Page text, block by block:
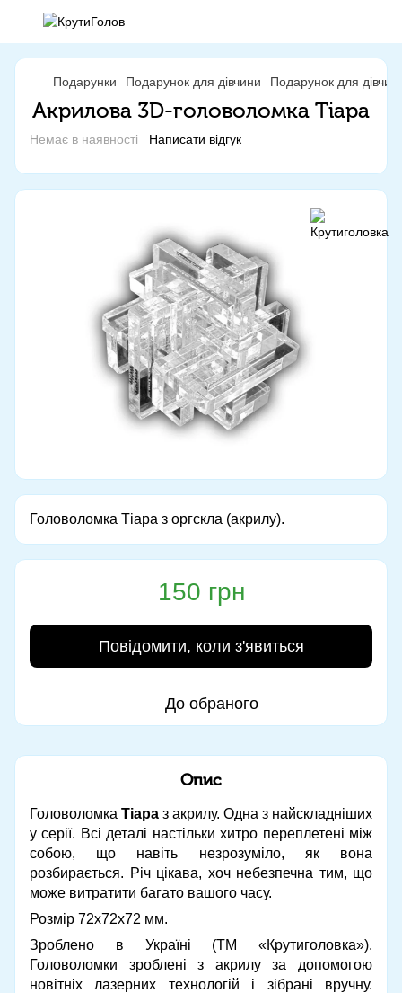
Подарунки Подарунок для дівчини Подарунок для
Акрилова 3D-головоломка Тіара
Немає в наявності Написати відгук
Головоломка Тіара з оргскла (акрилу).
150 грн
Повідомити, коли з'явиться
До обраного
Опис
Головоломка Тіара з акрилу. Одна з найскладніших
у серії. Всі деталі настільки хитро переплетені між
собою, що навіть незрозуміло, як вона
розбирається. Річ цікава, хоч небезпечна тим, що
може витратити багато вашого часу.
Розмір 72х72х72 мм.
Зроблено в Україні (ТМ «Крутиголовка»).
Головоломки зроблені з акрилу за допомогою
новітніх лазерних технологій і зібрані вручну.